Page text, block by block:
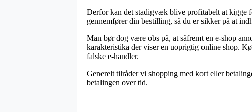
Derfor kan det stadigvæk blive profitabelt at kigge
gennemfører din bestilling, så du er sikker på at
Man bør dog være obs på, at såfremt en e-shop
karakteristika der viser en uoprigtig online shop.
falske e-handler.
Generelt tilråder vi shopping med kort eller
betalingen over tid.